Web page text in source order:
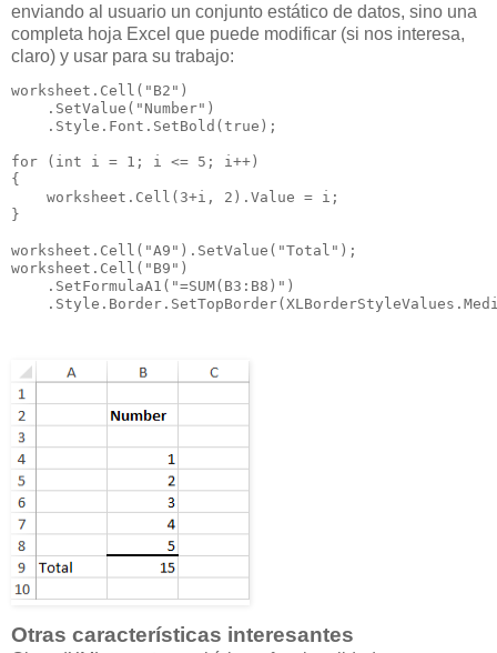
enviando al usuario un conjunto estático de datos, sino una
completa hoja Excel que puede modificar (si nos interesa,
claro) y usar para su trabajo:
worksheet.Cell("B2")
    .SetValue("Number")
    .Style.Font.SetBold(true);
for (int i = 1; i <= 5; i++)
{
    worksheet.Cell(3+i, 2).Value = i;
}
worksheet.Cell("A9").SetValue("Total");
worksheet.Cell("B9")
    .SetFormulaA1("=SUM(B3:B8)")
Otras características interesantes